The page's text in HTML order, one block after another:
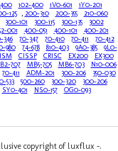
102-400 1V0-601
1Y0-201
125, 200-310 200-355
210-060
300-101 300-115 300-135
3002
001 400-051 400-101
400-201
346 70-347 70-410 70-411
70-412
980 74-678 810-403 9A0-385
9L0-
CISSP CRISC EX200
EX300
707 MB5-705 MB6-703
N10-006
70-411 ADM-201 300-206
350-030
533 500-260 300-320
300-206
SY0-401 NS0-157 OG0-093
copyright of luxflux -.